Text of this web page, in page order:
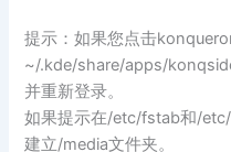
提示：如果您点击
~/.kde/share/apps/
并重新登录。
如果提示在/etc/fstab和/
建立/media文件夹。